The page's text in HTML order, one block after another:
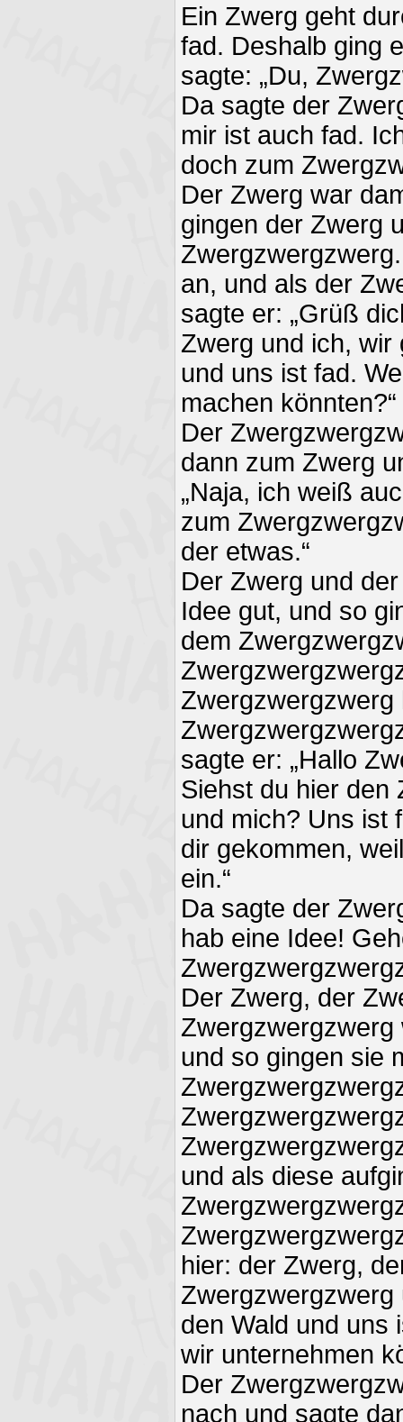
Ein Zwerg geht
fad. Deshalb ging
sagte: „Du,
Da sagte der
mir ist auch fad.
doch zum
Der Zwerg war
gingen der Zwerg
an, und als der
sagte er: „Grüß
Zwerg und ich, wir
und uns ist fad.
machen könnten?“
Der
dann zum Zwerg
„Naja, ich weiß
zum
der etwas.“
Der Zwerg und
Idee gut, und so
dem
sagte er: „Hallo
Siehst du hier den
und mich? Uns ist
dir gekommen,
ein.“
Da sagte der
hab eine Idee!
Der Zwerg, der
und so gingen sie
und als diese
hier: der Zwerg,
den Wald und uns
wir unternehmen
Der
nach und sagte